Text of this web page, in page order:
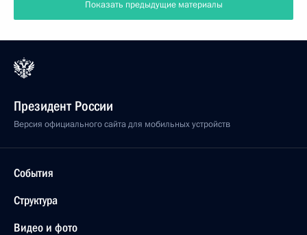
Показать предыдущие материалы
Президент России
Версия официального сайта для мобильных устройств
События
Структура
Видео и фото